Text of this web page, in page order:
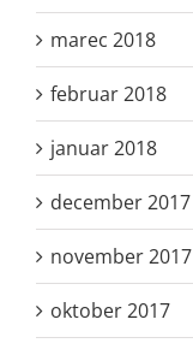
marec 2018
februar 2018
januar 2018
december 2017
november 2017
oktober 2017